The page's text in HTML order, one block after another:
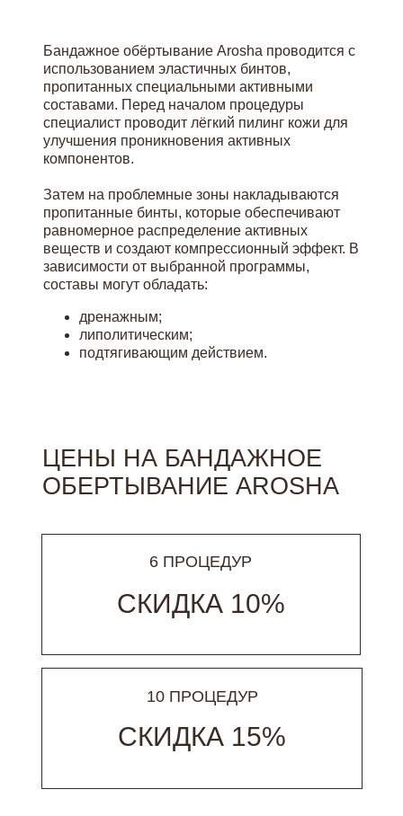
Бандажное обёртывание Arosha проводится с
использованием эластичных бинтов,
пропитанных специальными активными
составами. Перед началом процедуры
специалист проводит лёгкий пилинг кожи для
улучшения проникновения активных
компонентов.
Затем на проблемные зоны накладываются
пропитанные бинты, которые обеспечивают
равномерное распределение активных
веществ и создают компрессионный эффект. В
зависимости от выбранной программы,
составы могут обладать:
дренажным;
липолитическим;
подтягивающим действием.
ЦЕНЫ НА БАНДАЖНОЕ
ОБЕРТЫВАНИЕ AROSHA
10 ПРОЦЕДУР
СКИДКА 15%
СКИДКА 10%
6 ПРОЦЕДУР